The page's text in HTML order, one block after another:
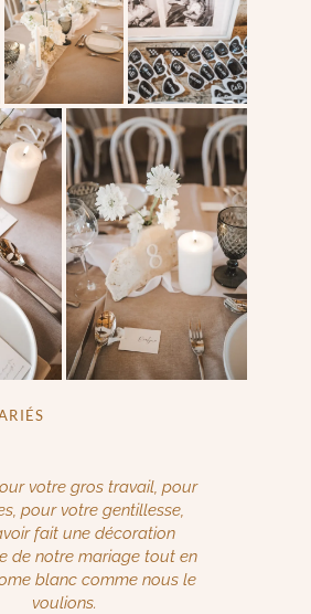
votre gros travail, pour
pour votre gentillesse,
fait une décoration
de notre mariage tout en
blanc comme nous le
voulions.